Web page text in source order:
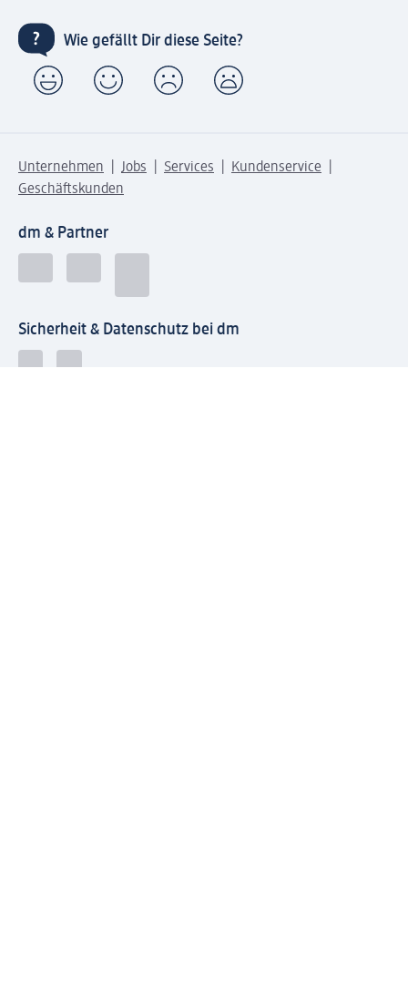
Wie gefällt Dir diese Seite?
Unternehmen Jobs Services
Kundenservice
Geschäftskunden
dm & Partner
Sicherheit & Datenschutz bei dm